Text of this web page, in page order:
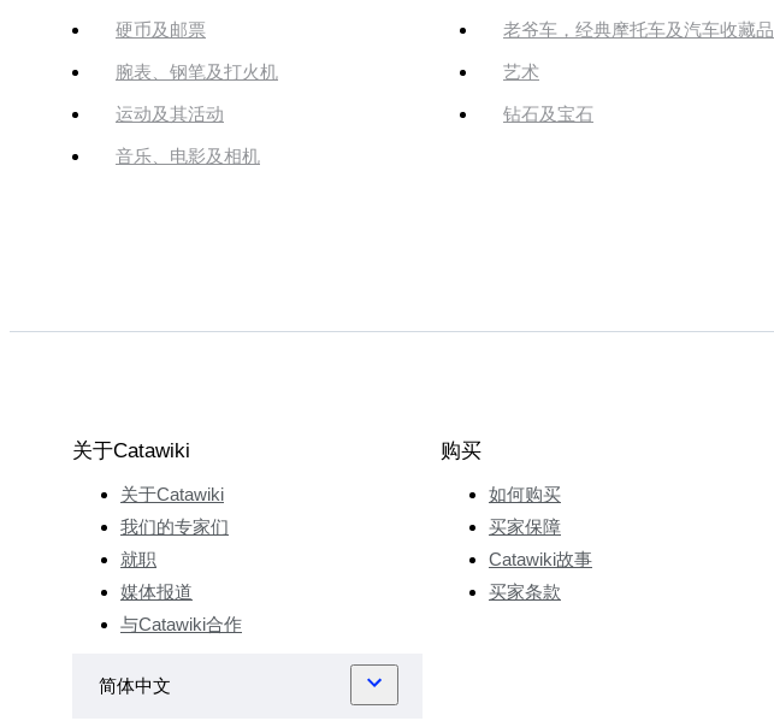
硬币及邮票 老爷车，经典摩托车及汽车收藏品
腕表、钢笔及打火机 艺术
运动及其活动 钻石及宝石
音乐、电影及相机
关于Catawiki
关于Catawiki
我们的专家们
就职
媒体报道
与Catawiki合作
购买
如何购买
买家保障
Catawiki故事
买家条款